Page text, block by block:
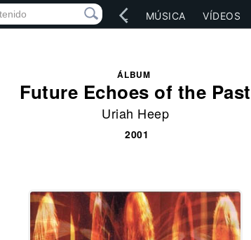
ARTISTAS RED SOCIAL MÚSICA VÍDEOS
ÁLBUM
Future Echoes of the Past
Uriah Heep
2001